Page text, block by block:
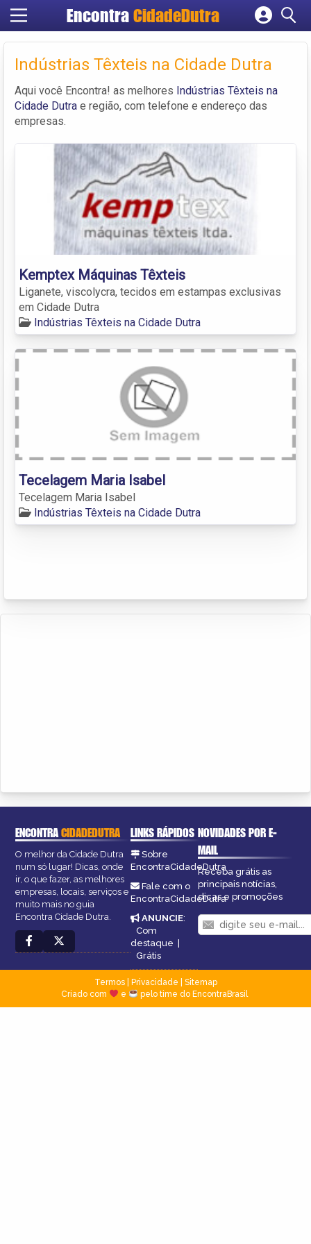
Encontra CidadeDutra
Cadastrar empresa
Criar conta
Indústrias Têxteis na Cidade Dutra
Aqui você Encontra! as melhores Indústrias Têxteis na
Cidade Dutra e região, com telefone e endereço das
empresas.
Kemptex Máquinas Têxteis
Liganete, viscolycra, tecidos em estampas exclusivas
em Cidade Dutra
Indústrias Têxteis na Cidade Dutra
Tecelagem Maria Isabel
Tecelagem Maria Isabel
Indústrias Têxteis na Cidade Dutra
ENCONTRACIDADEDUTRA
O melhor da Cidade Dutra
num só lugar! Dicas, onde
ir, o que fazer, as melhores
empresas, locais, serviços e
muito mais no guia
Encontra Cidade Dutra.
LINKS RÁPIDOS
Sobre
EncontraCidadeDutra
Fale com o
EncontraCidadeDutra
ANUNCIE:
Com
destaque |
Grátis
NOVIDADES POR E-
MAIL
Receba grátis as
principais notícias,
dicas e promoções
Termos| Privacidade
Sitemap
Criado com
e pelo time do EncontraBrasil